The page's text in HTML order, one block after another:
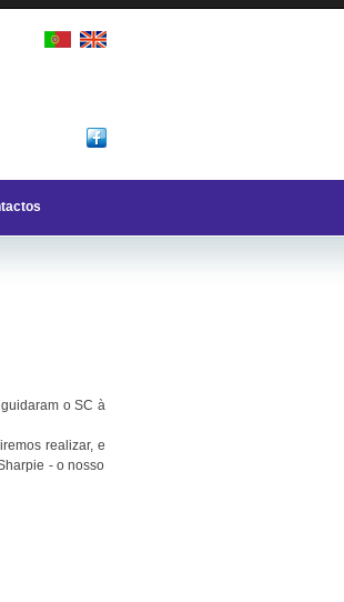
o SC à
realizar, e
- o nosso